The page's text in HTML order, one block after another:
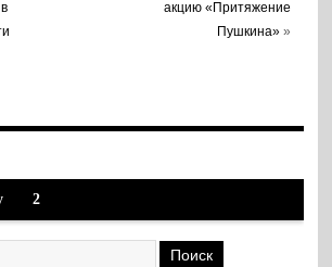
акцию «Притяжение
Пушкина» »
2